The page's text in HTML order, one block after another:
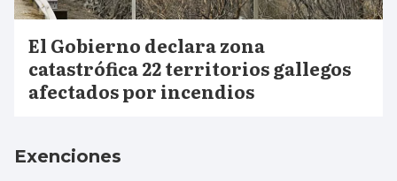
El Gobierno declara zona
catastrófica 22 territorios gallegos
afectados por incendios
Exenciones